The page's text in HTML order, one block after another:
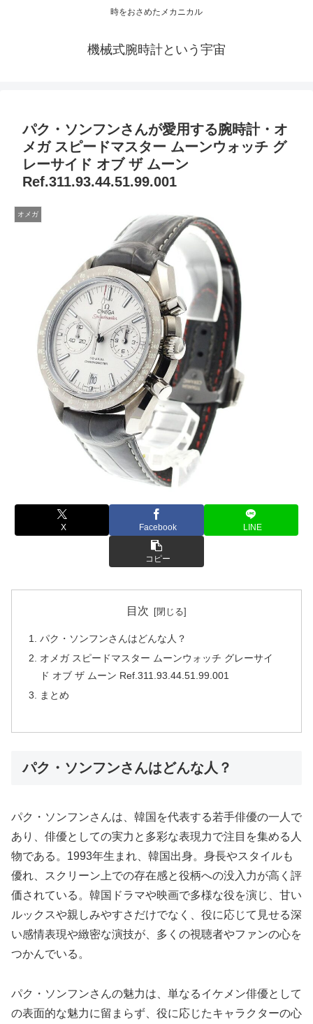
時をおさめたメカニカル
機械式腕時計という宇宙
パク・ソンフンさんが愛用する腕時計・オ
メガ スピードマスター ムーンウォッチ グ
レーサイド オブ ザ ムーン
Ref.311.93.44.51.99.001
オメガ
X Facebook LINE
コピー
目次
パク・ソンフンさんはどんな人？
オメガ スピードマスター ムーンウォッチ グレーサイ
ド オブ ザ ムーン Ref.311.93.44.51.99.001
まとめ
パク・ソンフンさんはどんな人？
パク・ソンフンさんは、韓国を代表する若手俳優の一人で
あり、俳優としての実力と多彩な表現力で注目を集める人
物である。1993年生まれ、韓国出身。身長やスタイルも
優れ、スクリーン上での存在感と役柄への没入力が高く評
価されている。韓国ドラマや映画で多様な役を演じ、甘い
ルックスや親しみやすさだけでなく、役に応じて見せる深
い感情表現や緻密な演技が、多くの視聴者やファンの心を
つかんでいる。
パク・ソンフンさんの魅力は、単なるイケメン俳優として
の表面的な魅力に留まらず、役に応じたキャラクターの心